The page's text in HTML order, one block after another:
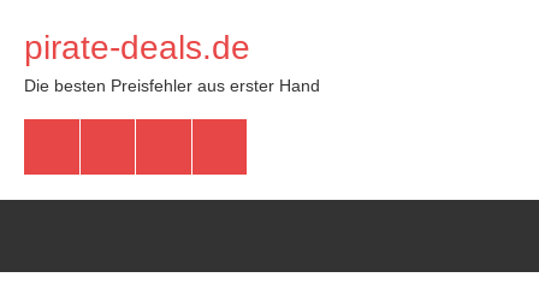
Inhalt
springen
pirate-deals.de
Die besten Preisfehler aus erster Hand